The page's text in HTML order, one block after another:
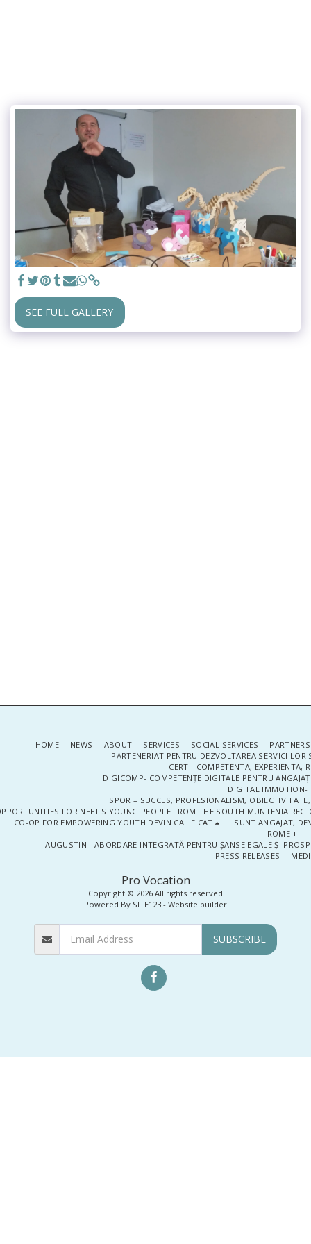
SEE FULL GALLERY
Pro Vocation
Copyright © 2026 All rights reserved
Powered By SITE123 - Website builder
HOME NEWS ABOUT SERVICES SOCIAL SERVICES
PARTENERIAT PENTRU DEZVOLTAREA SERVICIILOR
CERT - COMPETENTA, EXPERIENTA,
DIGICOMP- COMPETENȚE DIGITALE PENTRU
DIGITAL IMMOTION-
SPOR – SUCCES, PROFESIONALISM,
FOR NEET'S YOUNG PEOPLE FROM THE SOUTH MUNTENIA
CO-OP FOR EMPOWERING YOUTH DEVIN CALIFICAT
SUNT ANGAJAT,
ROME +
AUGUSTIN - ABORDARE INTEGRATĂ PENTRU ȘANSE EGALE ȘI
PRESS RELEASES
SUBSCRIBE